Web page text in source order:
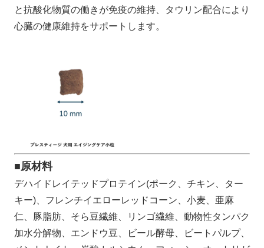
と抗酸化物質の働きが免疫の維持、タウリン配合により
心臓の健康維持をサポートします。
■原材料
デハイドレイテッドプロテイン(ポーク、チキン、ター
キー)、フレンチイエローレッドコーン、小麦、亜麻
仁、豚脂肪、そら豆繊維、リンゴ繊維、動物性タンパク
加水分解物、エンドウ豆、ビール酵母、ビートパルプ、